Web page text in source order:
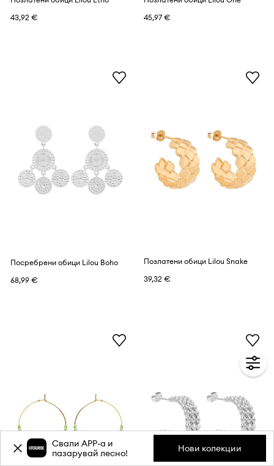
43,92 €
45,97 €
Посребрени обици Lilou Boho
68,99 €
Позлатени обици Lilou Snake
39,32 €
Свали APP-a и
пазарувай лесно!
Нови колекции